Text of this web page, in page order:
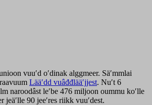
vuuʹd oʹdinak alggmeer. Säʹmmlai
Lääʹdd vuâđđlääʹjjest. Nuʹt 6
naroodâst leʹbe 476 miljoon oummu koʹlle
jeäʹlle 90 jeeʹres riikk vuuʹdest.